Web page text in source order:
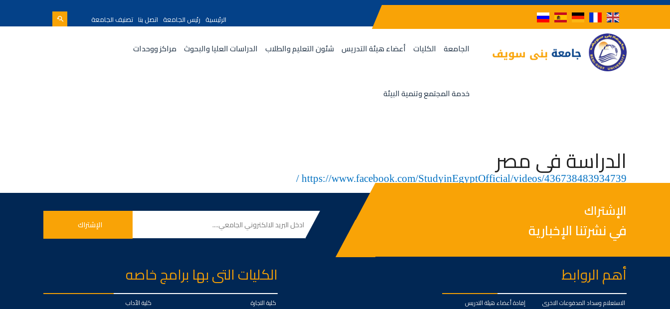
الرئيسية رئيس الجامعة اتصل بنا تصنيف الجامعة
الجامعة الكليات أعضاء هيئة التدريس شئون التعليم والطلاب الدراسات العليا والبحوث مراكز ووحدات
خدمة المجتمع وتنمية البيئة
الدراسة فى مصر
https://www.facebook.com/StudyinEgyptOfficial/videos/436738483934739
/
الإشتراك
في نشرتنا الإخبارية
أهم الروابط
الاستعلام وسداد المدفوعات الاخرى
إفادة أعضاء هيئة التدريس
الكليات التى بها برامج خاصه
كلية التجارة
كلية الأداب